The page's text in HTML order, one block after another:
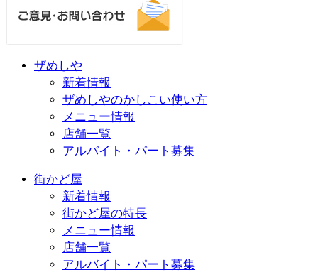
ザめしや
新着情報
ザめしやのかしこい使い方
メニュー情報
店舗一覧
アルバイト・パート募集
街かど屋
新着情報
街かど屋の特長
メニュー情報
店舗一覧
アルバイト・パート募集